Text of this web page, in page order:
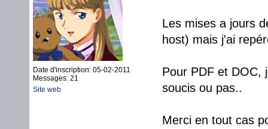
Date d'inscription: 05-02-2011
Messages: 21
Site web
Les mises a jours
host) mais j'ai
Pour PDF et DOC,
soucis ou pas..
Merci en tout cas